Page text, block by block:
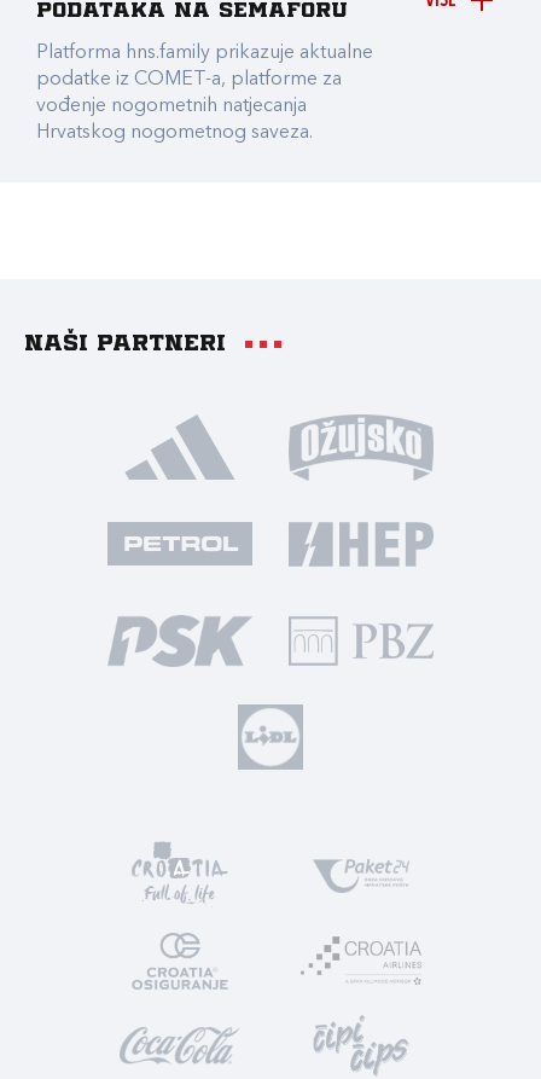
podataka na Semaforu
Platforma hns.family prikazuje aktualne
podatke iz COMET-a, platforme za
vođenje nogometnih natjecanja
Hrvatskog nogometnog saveza.
Naši partneri